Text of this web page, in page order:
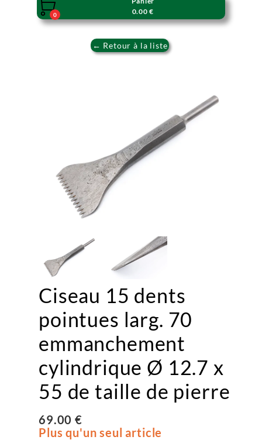

0
0.00 €
← Retour à la liste
Ciseau 15 dents
pointues larg. 70
emmanchement
cylindrique Ø 12.7 x
55 de taille de pierre
69.00 €
Plus qu'un seul article